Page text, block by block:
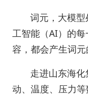
词元，大模
工智能（AI）的
容，都会产生词元
走进山东海
动、温度、压力